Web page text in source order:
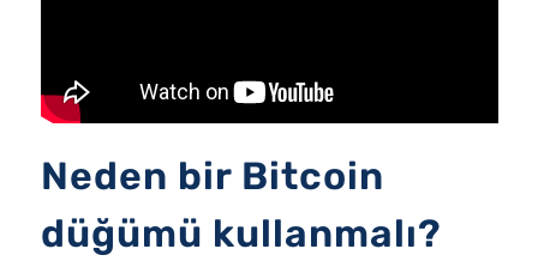
Neden bir Bitcoin
düğümü kullanmalı?